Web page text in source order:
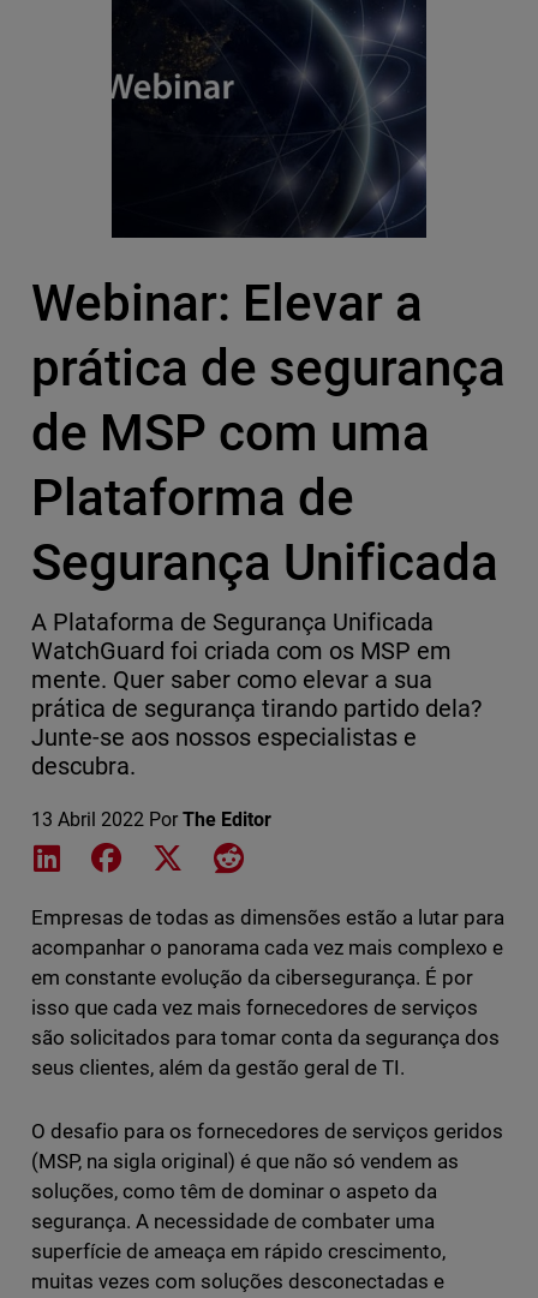
Webinar: Elevar a
prática de segurança
de MSP com uma
Plataforma de
Segurança Unificada
A Plataforma de Segurança Unificada
WatchGuard foi criada com os MSP em
mente. Quer saber como elevar a sua
prática de segurança tirando partido dela?
Junte-se aos nossos especialistas e
descubra.
13 Abril 2022 Por The Editor
Share on LinkedIn
Share on Facebook
Share on XShare on Reddit
Empresas de todas as dimensões estão a lutar para
acompanhar o panorama cada vez mais complexo e
em constante evolução da cibersegurança. É por
isso que cada vez mais fornecedores de serviços
são solicitados para tomar conta da segurança dos
seus clientes, além da gestão geral de TI.
O desafio para os fornecedores de serviços geridos
(MSP, na sigla original) é que não só vendem as
soluções, como têm de dominar o aspeto da
segurança. A necessidade de combater uma
superfície de ameaça em rápido crescimento,
muitas vezes com soluções desconectadas e